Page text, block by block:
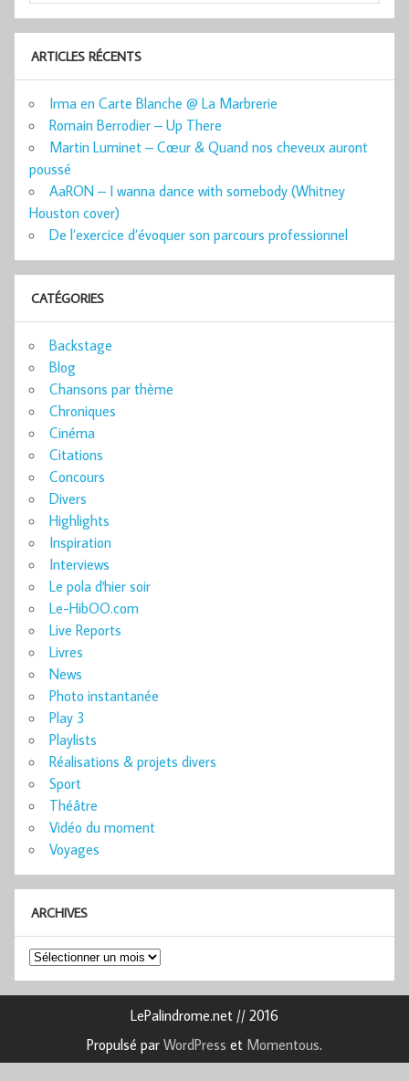
ARTICLES RÉCENTS
Irma en Carte Blanche @ La Marbrerie
Romain Berrodier – Up There
Martin Luminet – Cœur & Quand nos cheveux auront
poussé
AaRON – I wanna dance with somebody (Whitney
Houston cover)
De l’exercice d’évoquer son parcours professionnel
CATÉGORIES
Backstage
Blog
Chansons par thème
Chroniques
Cinéma
Citations
Concours
Divers
Highlights
Inspiration
Interviews
Le pola d'hier soir
Le-HibOO.com
Live Reports
Livres
News
Photo instantanée
Play 3
Playlists
Réalisations & projets divers
Sport
Théâtre
Vidéo du moment
Voyages
ARCHIVES
Archives
LePalindrome.net // 2016
Propulsé par WordPress et Momentous.